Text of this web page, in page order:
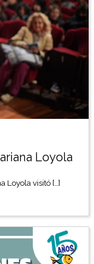
Loyola
Loyola visitó […]